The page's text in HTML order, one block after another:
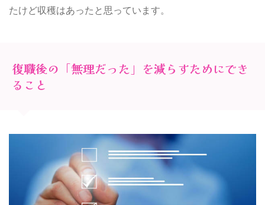
たけど収穫はあったと思っています。
復職後の「無理だった」を減らすためにでき
ること